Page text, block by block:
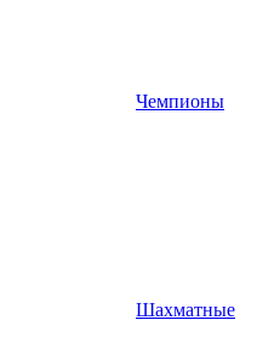
Чемпионы
Шахматные